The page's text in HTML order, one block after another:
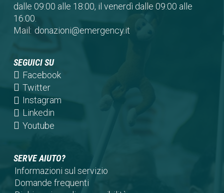
dalle 09:00 alle 18:00, il venerdì dalle 09:00 alle
16:00.
Mail: donazioni@emergency.it
SEGUICI SU
Facebook(opens
a
Twitter(opens
in
a
new
Instagram(opens
Linkedin(opens
in
tab)
Youtube(opens
new
tab)
SERVE AIUTO?
Informazioni sul servizio
Domande frequenti